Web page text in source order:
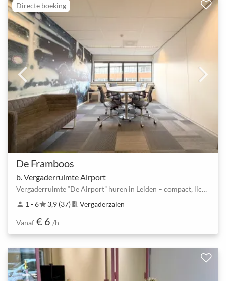
Directe boeking
De Framboos
b. Vergaderruimte Airport
Vergaderruimte “De Airport” huren in Leiden – compact, licht en functionee
person 1 - 6star3,9 (37) meeting_room Vergaderzalen
Vanaf € 6 /h